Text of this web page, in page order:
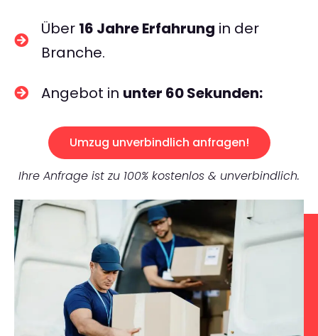
Über 16 Jahre Erfahrung in der
Branche.
Angebot in unter 60 Sekunden:
Umzug unverbindlich anfragen!
Ihre Anfrage ist zu 100% kostenlos & unverbindlich.